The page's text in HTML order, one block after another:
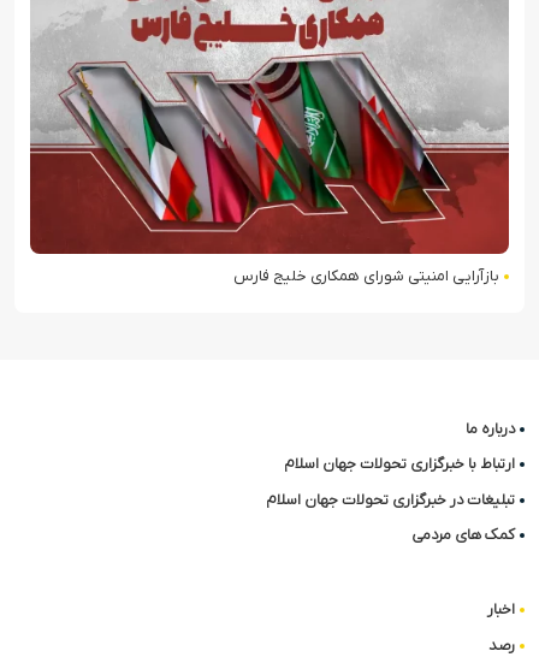
بازآرایی امنیتی شورای همکاری خلیج فارس
درباره ما
ارتباط با خبرگزاری تحولات جهان اسلام
تبلیغات در خبرگزاری تحولات جهان اسلام
کمک های مردمی
اخبار
رصد